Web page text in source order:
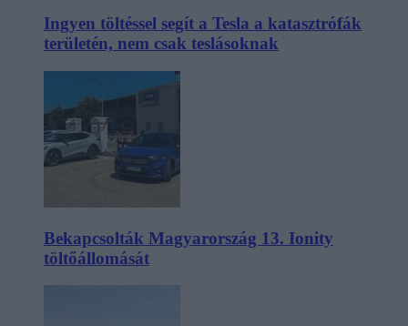
Ingyen töltéssel segít a Tesla a katasztrófák
területén, nem csak teslásoknak
Bekapcsolták Magyarország 13. Ionity
töltőállomását